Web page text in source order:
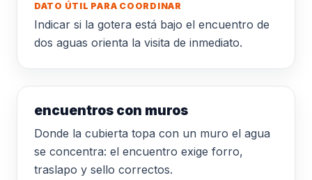
DATO ÚTIL PARA COORDINAR
Indicar si la gotera está bajo el encuentro de
dos aguas orienta la visita de inmediato.
encuentros con muros
Donde la cubierta topa con un muro el agua
se concentra: el encuentro exige forro,
traslapo y sello correctos.